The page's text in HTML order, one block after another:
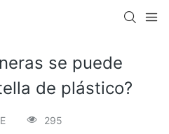
se puede
de plástico?
295